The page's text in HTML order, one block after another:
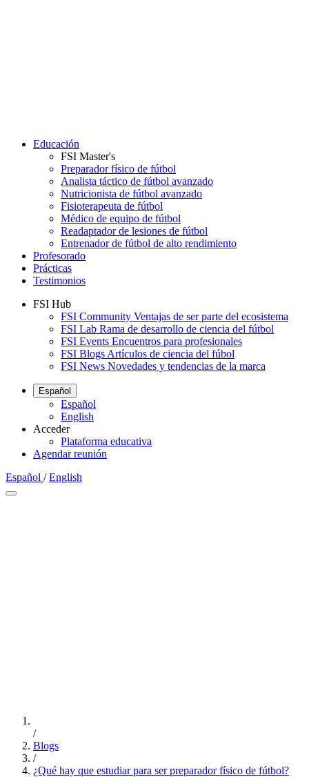
Educación
FSI Master's
Preparador físico de fútbol
Analista táctico de fútbol avanzado
Nutricionista de fútbol avanzado
Fisioterapeuta de fútbol
Médico de equipo de fútbol
Readaptador de lesiones de fútbol
Entrenador de fútbol de alto rendimiento
Profesorado
Prácticas
Testimonios
FSI Hub
FSI Community Ventajas de ser parte del ecosistema
FSI Lab Rama de desarrollo de ciencia del fútbol
FSI Events Encuentros para profesionales
FSI Blogs Artículos de ciencia del fúbol
FSI News Novedades y tendencias de la marca
Español
Español
English
Acceder
Plataforma educativa
Agendar reunión
Español / English
/
Blogs
/
¿Qué hay que estudiar para ser preparador físico de fútbol?